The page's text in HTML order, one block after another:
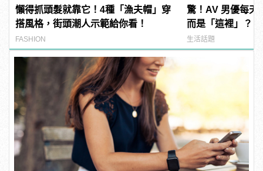
懶得抓頭髮就靠它！4種「漁夫帽」穿
搭風格，街頭潮人示範給你看！
FASHION
驚！AV 男優每天
而是「這裡」？ |
型男
生活話題